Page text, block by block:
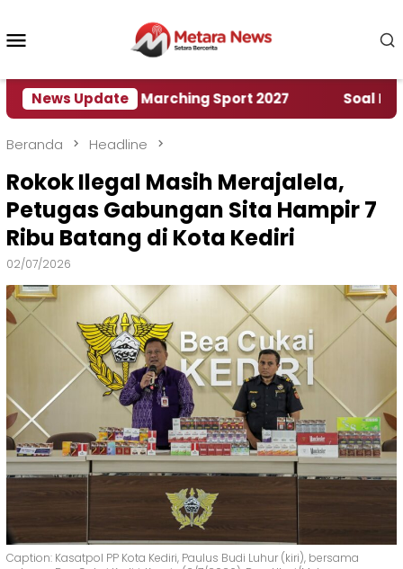
konten
News Update
World Marching Sport 2027 ‎Soal Rencana
Beranda Headline
Rokok Ilegal Masih Merajalela,
Petugas Gabungan Sita Hampir 7
Ribu Batang di Kota Kediri
02/07/2026
Caption: Kasatpol PP Kota Kediri, Paulus Budi Luhur (kiri), bersama